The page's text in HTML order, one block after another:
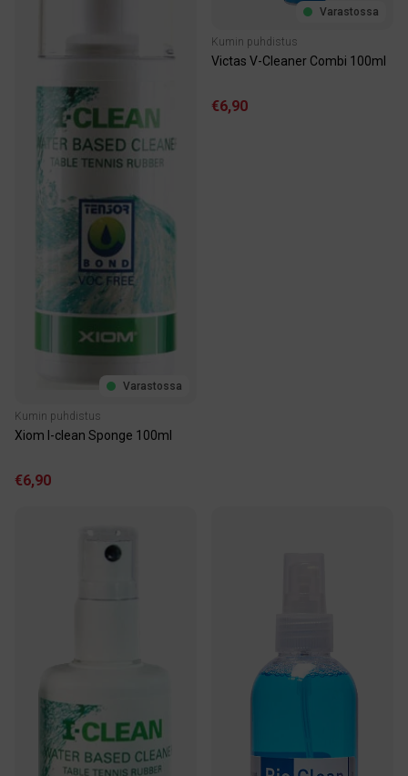
Varastossa
Kumin puhdistus
Xiom I-clean Sponge 100ml
€6,90
Varastossa
Kumin puhdistus
Victas V-Cleaner Combi 100ml
€6,90